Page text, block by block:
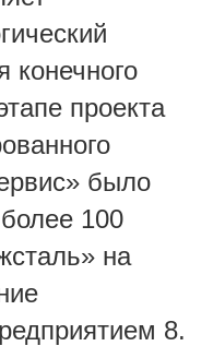
конечного
проекта
было
100
на
8.